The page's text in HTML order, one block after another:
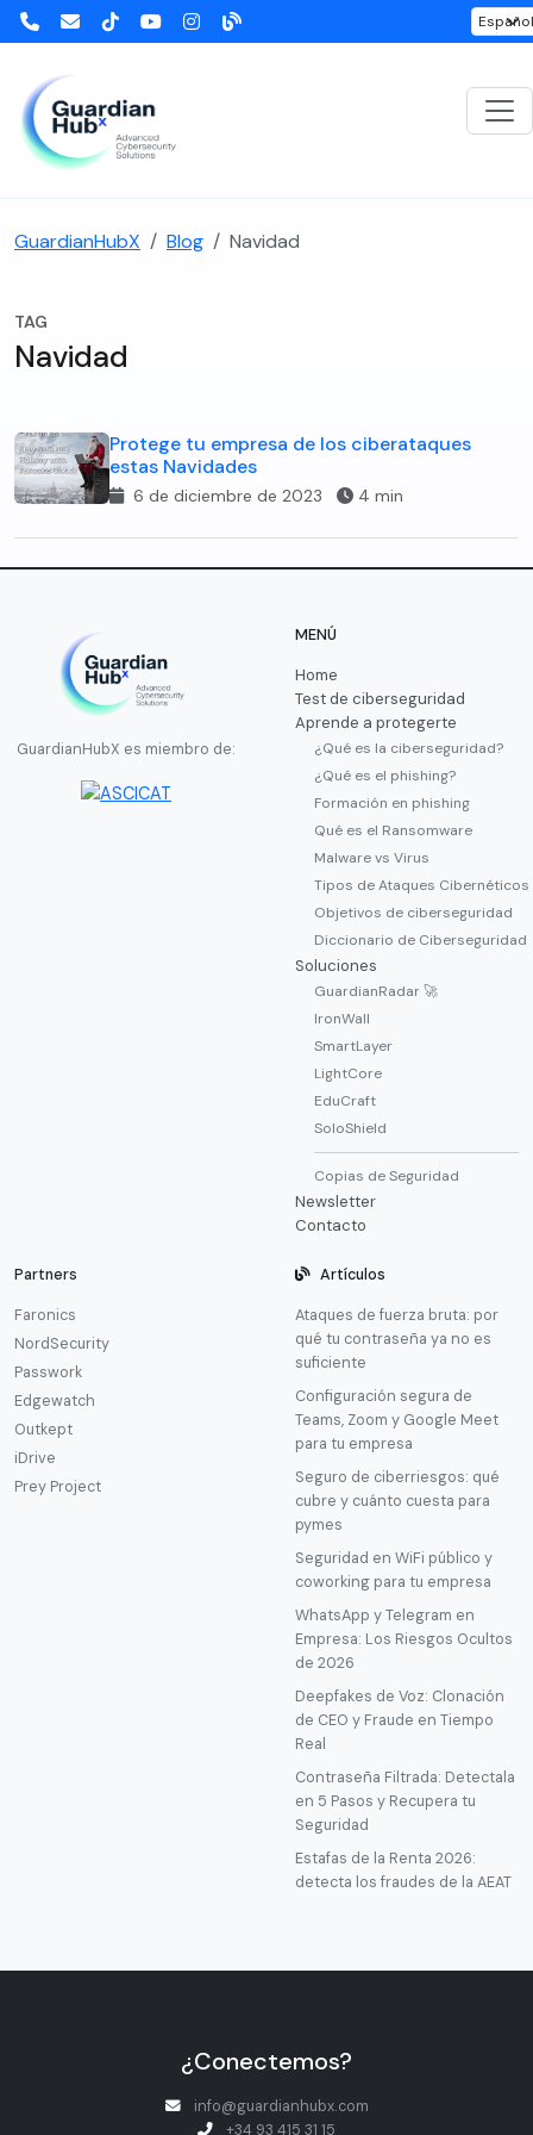
GuardianHubX Blog Navidad
TAG
Navidad
Protege tu empresa de los ciberataques
estas Navidades
6 de diciembre de 2023 4 min
GuardianHubX es miembro de:
MENÚ
Home
Test de ciberseguridad
Aprende a protegerte
¿Qué es la ciberseguridad?
¿Qué es el phishing?
Formación en phishing
Qué es el Ransomware
Malware vs Virus
Tipos de Ataques Cibernéticos
Objetivos de ciberseguridad
Diccionario de Ciberseguridad
Soluciones
GuardianRadar 🚀
IronWall
SmartLayer
LightCore
EduCraft
SoloShield
Copias de Seguridad
Newsletter
Contacto
Partners
Faronics
NordSecurity
Passwork
Edgewatch
Outkept
iDrive
Prey Project
Artículos
Ataques de fuerza bruta: por
qué tu contraseña ya no es
suficiente
Configuración segura de
Teams, Zoom y Google Meet
para tu empresa
Seguro de ciberriesgos: qué
cubre y cuánto cuesta para
pymes
Seguridad en WiFi público y
coworking para tu empresa
WhatsApp y Telegram en
Empresa: Los Riesgos Ocultos
de 2026
Deepfakes de Voz: Clonación
de CEO y Fraude en Tiempo
Real
Contraseña Filtrada: Detectala
en 5 Pasos y Recupera tu
Seguridad
Estafas de la Renta 2026:
detecta los fraudes de la AEAT
¿Conectemos?
info@guardianhubx.com
+34 93 415 31 15